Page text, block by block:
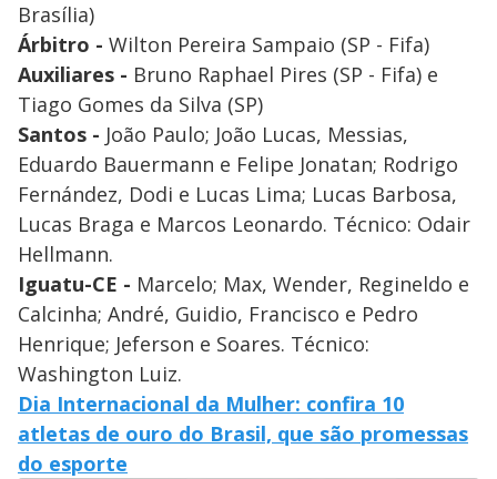
Brasília)
Árbitro - Wilton Pereira Sampaio (SP - Fifa)
Auxiliares - Bruno Raphael Pires (SP - Fifa) e
Tiago Gomes da Silva (SP)
Santos - João Paulo; João Lucas, Messias,
Eduardo Bauermann e Felipe Jonatan; Rodrigo
Fernández, Dodi e Lucas Lima; Lucas Barbosa,
Lucas Braga e Marcos Leonardo. Técnico: Odair
Hellmann.
Iguatu-CE - Marcelo; Max, Wender, Regineldo e
Calcinha; André, Guidio, Francisco e Pedro
Henrique; Jeferson e Soares. Técnico:
Washington Luiz.
Dia Internacional da Mulher: confira 10
atletas de ouro do Brasil, que são promessas
do esporte